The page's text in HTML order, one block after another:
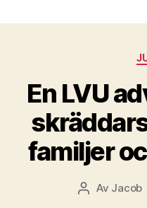
En LVU
familjer
Av Jacob